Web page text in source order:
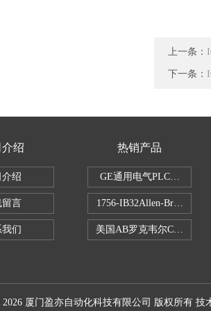
上一条：
下一条：
绍
绍
留言
们
热销产品
GE通用电气PLC控制器
1756-IB32Allen-
美国AB罗克韦尔CPU处理器
厦门盈亦自动化科技有限公司 版权所有 技